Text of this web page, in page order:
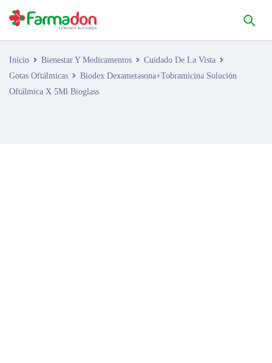
Inicio Bienestar Y Medicamentos
Cuidado De La Vista
Gotas Oftálmicas
Biodex Dexametasona+Tobramicina Solución
Oftálmica X 5Ml Bioglass